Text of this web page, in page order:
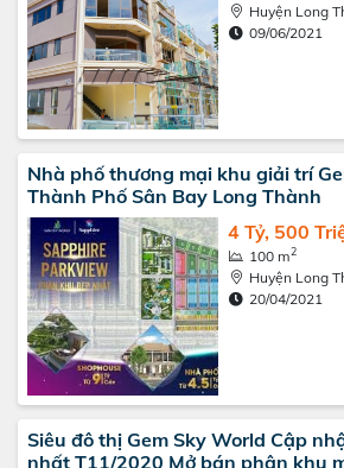
Huyện Long
09/06/2021
Nhà phố thương mại khu giải trí
Thành Phố Sân Bay Long Thành
4 Tỷ, 500
100 m2
Huyện Long
20/04/2021
Siêu đô thị Gem Sky World Cập
nhất T11/2020 Mở bán phân khu